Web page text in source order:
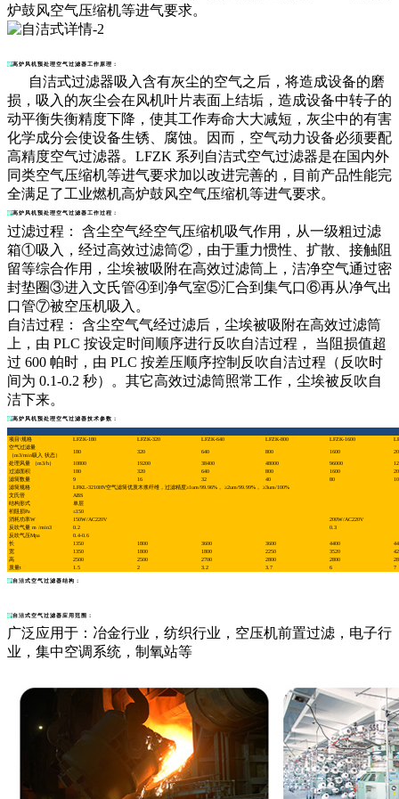
炉鼓风空气压缩机等进气要求。
高炉风机预处理空气过滤器工作原理：
自洁式过滤器吸入含有灰尘的空气之后，将造成设备的磨
损，吸入的灰尘会在风机叶片表面上结垢，造成设备中转子的
动平衡失衡精度下降，使其工作寿命大大减短，灰尘中的有害
化学成分会使设备生锈、腐蚀。因而，空气动力设备必须要配
高精度空气过滤器。LFZK 系列自洁式空气过滤器是在国内外
同类空气压缩机等进气要求加以改进完善的，目前产品性能完
全满足了工业燃机高炉鼓风空气压缩机等进气要求。
高炉风机预处理空气过滤器工作过程：
过滤过程： 含尘空气经空气压缩机吸气作用，从一级粗过滤
箱①吸入，经过高效过滤筒②，由于重力惯性、扩散、接触阻
留等综合作用，尘埃被吸附在高效过滤筒上，洁净空气通过密
封垫圈③进入文氏管④到净气室⑤汇合到集气口⑥再从净气出
口管⑦被空压机吸入。
自洁过程： 含尘空气气经过滤后，尘埃被吸附在高效过滤筒
上，由 PLC 按设定时间顺序进行反吹自洁过程， 当阻损值超
过 600 帕时，由 PLC 按差压顺序控制反吹自洁过程（反吹时
间为 0.1-0.2 秒）。其它高效过滤筒照常工作，尘埃被反吹自
洁下来。
高炉风机预处理空气过滤器技术参数：
项目\规格 LFZK-180 LFZK-320 LFZK-640 LFZK-800 LFZK-1600
空气过滤量
180
320 640 800 1600
（m3/min吸入 状态）
处理风量 （m3/h）
10800 19200 38400 48000 96000
过滤面积
180 320 640 800 1600
滤筒数量
9 16 32 40 80
滤筒规格
LFKL-3210HV空气滤筒优质木浆纤维，过滤精度≥1um/99.96%， ≥2um/99.99%， ≥3um/100%
文氏管
ABS
结构形式
单层
初阻损Pa
≤150
消耗功率W
150W/AC220V
200W/AC220V
反吹气量 m /min3
0.2
0.3
反吹气压Mpa
0.4-0.6
长
1350 1800 3600 3600 4400
宽
1350 1800 1800 2250 3520
高
2500 2500 2700 2800 2800
质量t
1.5 2 3.2 3.7 6 7
自洁式空气过滤器结构：
自洁式空气过滤器应用范围：
广泛应用于：冶金行业，纺织行业，空压机前置过滤，电子行
业，集中空调系统，制氧站等